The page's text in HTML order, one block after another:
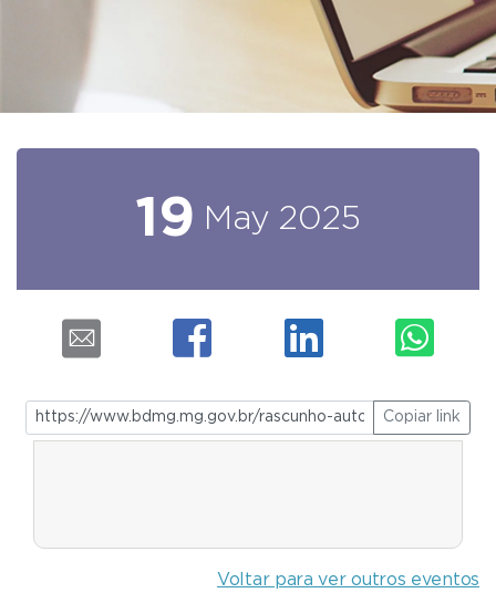
19 May 2025
Copiar link
Voltar para ver outros eventos